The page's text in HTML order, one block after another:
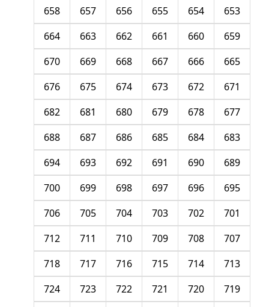
653
654
655
656
657
658
659
660
661
662
663
664
665
666
667
668
669
670
671
672
673
674
675
676
677
678
679
680
681
682
683
684
685
686
687
688
689
690
691
692
693
694
695
696
697
698
699
700
701
702
703
704
705
706
707
708
709
710
711
712
713
714
715
716
717
718
719
720
721
722
723
724